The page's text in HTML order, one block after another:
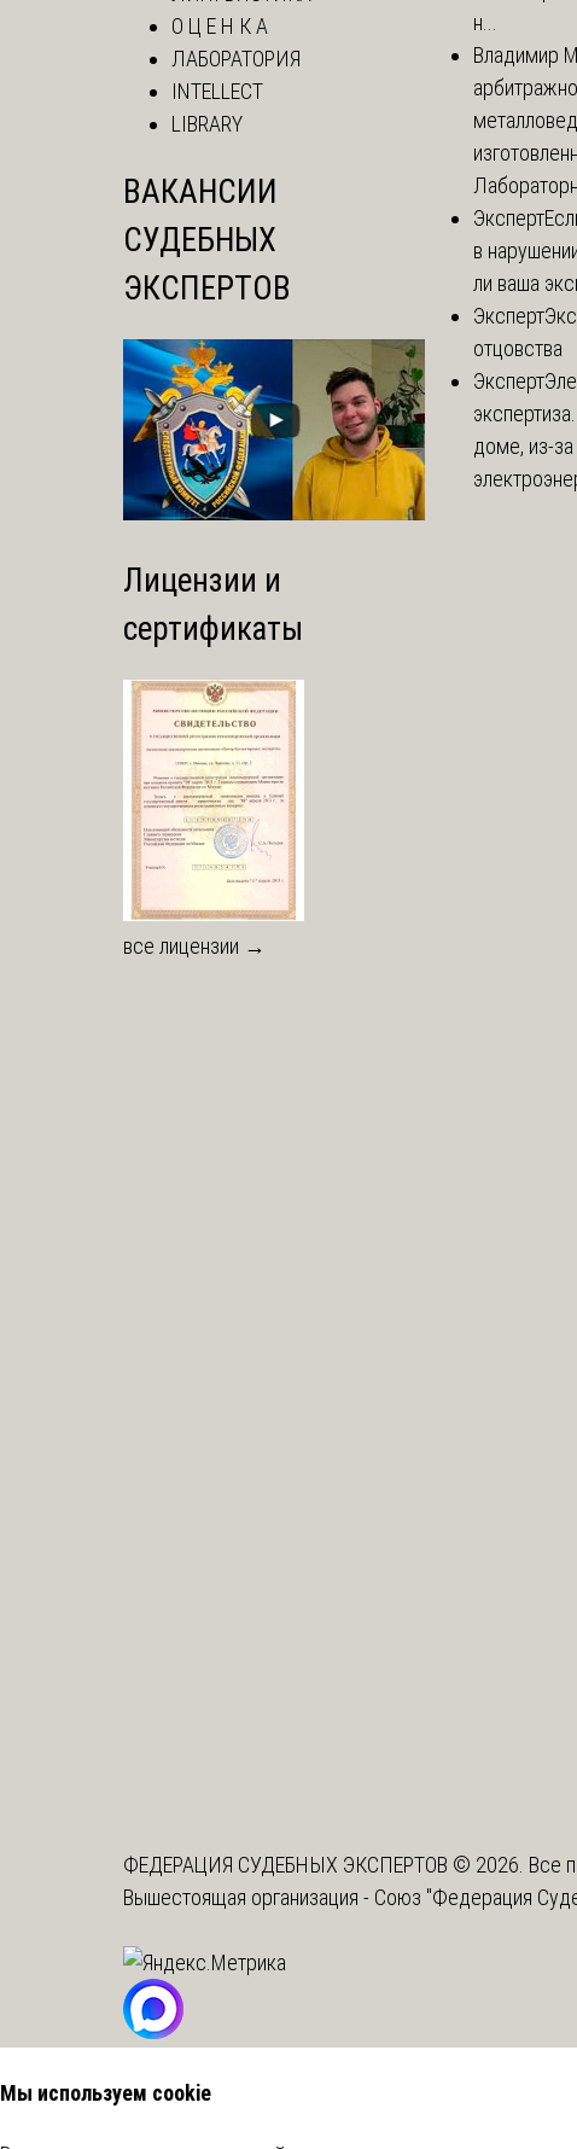
О Ц Е Н К А
ЛАБОРАТОРИЯ
INTELLECT
LIBRARY
ВАКАНСИИ
СУДЕБНЫХ
ЭКСПЕРТОВ
Лицензии и
сертификаты
все лицензии →
н...
Владимир
Эксперт
в
ли ваша
Эксперт
отцовства
Эксперт
доме, из-
ФЕДЕРАЦИЯ СУДЕБНЫХ ЭКСПЕРТОВ © 2026. Все
Вышестоящая организация - Союз "Федерация
Мы используем cookie